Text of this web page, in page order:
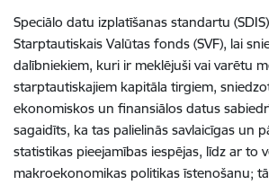
Speciālo datu izplatīšanas standartu
Starptautiskais Valūtas fonds (SVF), lai
dalībniekiem, kuri ir meklējuši vai varētu
starptautiskajiem kapitāla tirgiem,
ekonomiskos un finansiālos datus
sagaidīts, ka tas palielinās savlaicīgas un
statistikas pieejamības iespējas, līdz ar to
makroekonomikas politikas īstenošanu;